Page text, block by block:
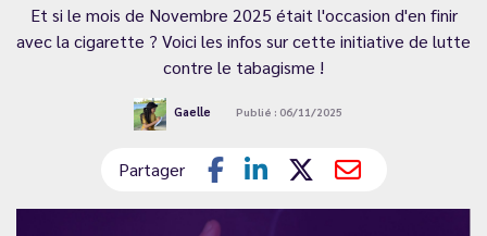
Et si le mois de Novembre 2025 était l'occasion d'en finir
avec la cigarette ? Voici les infos sur cette initiative de lutte
contre le tabagisme !
Gaelle Publié : 06/11/2025
Partager